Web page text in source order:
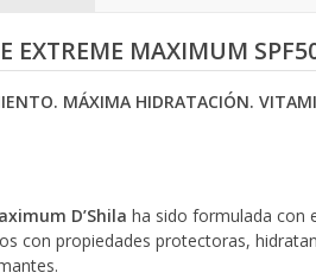
EXTREME MAXIMUM
MÁXIMA HIDRATACIÓN.
D’Shila ha sido formulada con
con propiedades protectoras,